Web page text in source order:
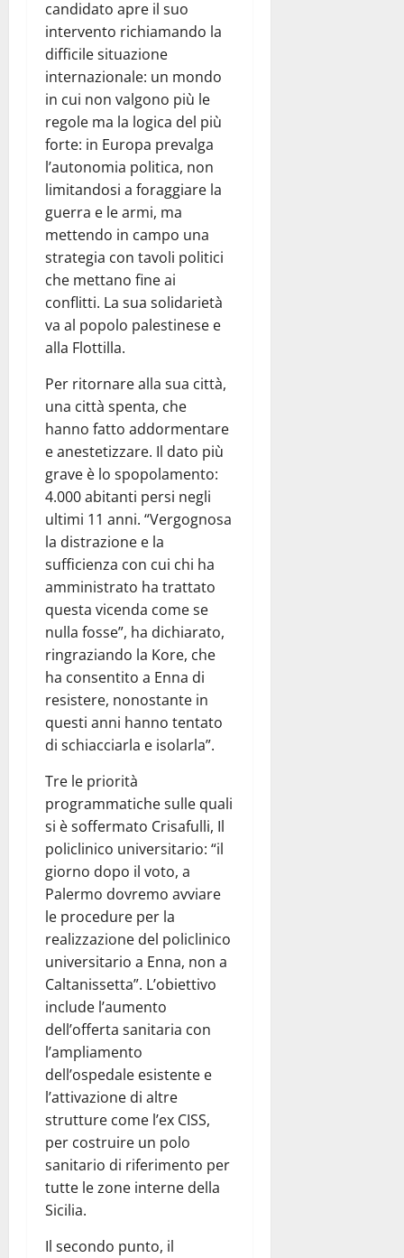
candidato apre il suo
intervento richiamando la
difficile situazione
internazionale: un mondo
in cui non valgono più le
regole ma la logica del più
forte: in Europa prevalga
l’autonomia politica, non
limitandosi a foraggiare la
guerra e le armi, ma
mettendo in campo una
strategia con tavoli politici
che mettano fine ai
conflitti. La sua solidarietà
va al popolo palestinese e
alla Flottilla.
Per ritornare alla sua città,
una città spenta, che
hanno fatto addormentare
e anestetizzare. Il dato più
grave è lo spopolamento:
4.000 abitanti persi negli
ultimi 11 anni. “Vergognosa
la distrazione e la
sufficienza con cui chi ha
amministrato ha trattato
questa vicenda come se
nulla fosse”, ha dichiarato,
ringraziando la Kore, che
ha consentito a Enna di
resistere, nonostante in
questi anni hanno tentato
di schiacciarla e isolarla”.
Tre le priorità
programmatiche sulle quali
si è soffermato Crisafulli, Il
policlinico universitario: “il
giorno dopo il voto, a
Palermo dovremo avviare
le procedure per la
realizzazione del policlinico
universitario a Enna, non a
Caltanissetta”. L’obiettivo
include l’aumento
dell’offerta sanitaria con
l’ampliamento
dell’ospedale esistente e
l’attivazione di altre
strutture come l’ex CISS,
per costruire un polo
sanitario di riferimento per
tutte le zone interne della
Sicilia.
Il secondo punto, il